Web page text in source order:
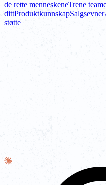
de rette menneskeneTrene
dittProduktkunnskapSalgsevner
støtte